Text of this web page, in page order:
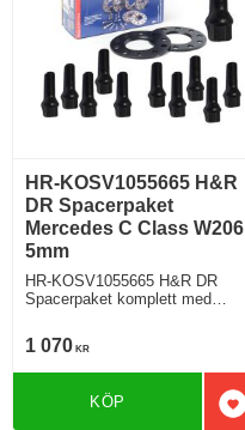
HR-KOSV1055665 H&R
DR Spacerpaket
Mercedes C Class W206
5mm
HR-KOSV1055665 H&R DR
Spacerpaket komplett med
Class W206 Tjocklek spacer
5mm
1 070 KR
KÖP